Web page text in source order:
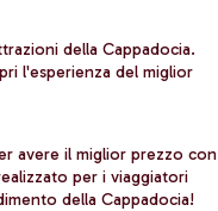
della Cappadocia.
l'esperienza del miglior
avere il miglior prezzo con
per i viaggiatori
della Cappadocia!